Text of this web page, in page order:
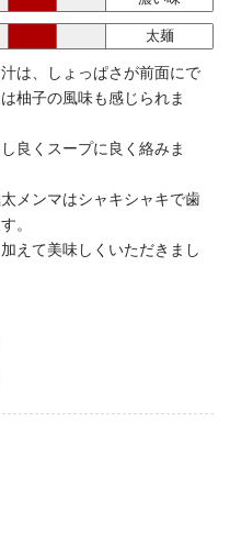
太麺
は、しょっぱさが前面にで
柚子の風味も感じられま
良くスープに良く絡みま
メンマはシャキシャキで歯
。
えて美味しくいただきまし